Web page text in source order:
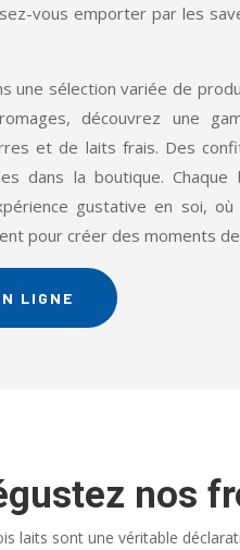
vous emporter par les
une sélection variée de
découvrez une
et de laits frais. Des
dans la boutique. Chaque
gustative en soi,
pour créer des moments
LIGNE
nos
laits sont une véritable